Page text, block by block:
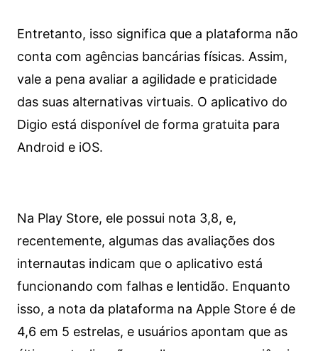
Entretanto, isso significa que a plataforma não
conta com agências bancárias físicas. Assim,
vale a pena avaliar a agilidade e praticidade
das suas alternativas virtuais. O aplicativo do
Digio está disponível de forma gratuita para
Android e iOS.
Na Play Store, ele possui nota 3,8, e,
recentemente, algumas das avaliações dos
internautas indicam que o aplicativo está
funcionando com falhas e lentidão. Enquanto
isso, a nota da plataforma na Apple Store é de
4,6 em 5 estrelas, e usuários apontam que as